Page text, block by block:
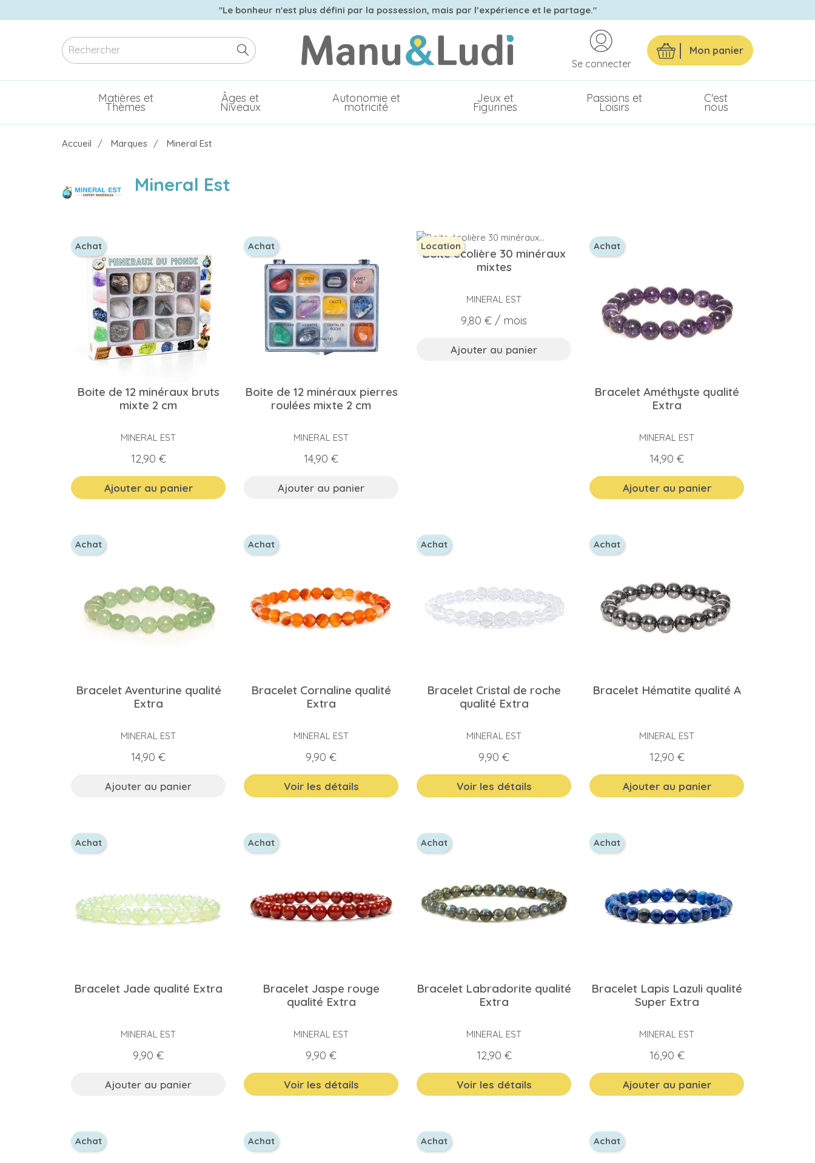
"Le bonheur n'est plus défini par la possession, mais par l’expérience et le partage."
Mon panier
Se connecter
Matières et
Thèmes
Âges et
Niveaux
Autonomie et
motricité
Jeux et
Figurines
Passions et
Loisirs
C'est
nous
Accueil Marques Mineral Est
Mineral Est
Boite de 12 minéraux bruts
mixte 2 cm
MINERAL EST
Prix
12,90 €
Ajouter au panier
Achat
Boite de 12 minéraux pierres
roulées mixte 2 cm
MINERAL EST
Prix
14,90 €
Ajouter au panier
Achat
Boite écolière 30 minéraux
mixtes
MINERAL EST
Prix
9,80 € / mois
Ajouter au panier
Location
Bracelet Améthyste qualité
Extra
MINERAL EST
Prix
14,90 €
Ajouter au panier
Achat
Bracelet Aventurine qualité
Extra
MINERAL EST
Prix
14,90 €
Ajouter au panier
Achat
Bracelet Cornaline qualité
Extra
MINERAL EST
Prix
9,90 €
Voir les détails
Achat
Bracelet Cristal de roche
qualité Extra
MINERAL EST
Prix
9,90 €
Voir les détails
Achat
Bracelet Hématite qualité A
MINERAL EST
Prix
12,90 €
Ajouter au panier
Achat
Bracelet Jade qualité Extra
MINERAL EST
Prix
9,90 €
Ajouter au panier
Achat
Bracelet Jaspe rouge
qualité Extra
MINERAL EST
Prix
9,90 €
Voir les détails
Achat
Bracelet Labradorite qualité
Extra
MINERAL EST
Prix
12,90 €
Voir les détails
Achat
Bracelet Lapis Lazuli qualité
Super Extra
MINERAL EST
Prix
16,90 €
Ajouter au panier
Achat
Achat Achat Achat Achat